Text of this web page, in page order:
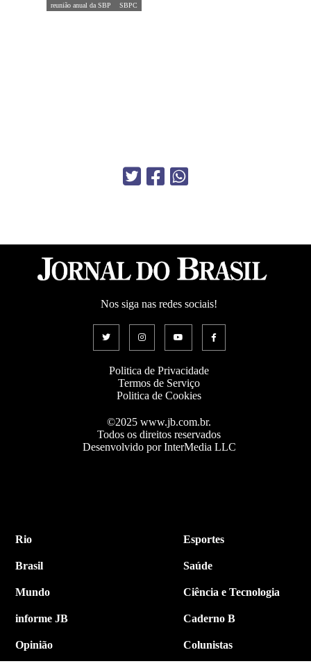
reunião anual da SBP SBPC
Nos siga nas redes sociais!
Politica de Privacidade
Termos de Serviço
Politica de Cookies
©2025 www.jb.com.br.
Todos os direitos reservados
Desenvolvido por InterMedia LLC
Rio
Brasil
Mundo
informe JB
Opinião
Esportes
Saúde
Ciência e Tecnologia
Caderno B
Colunistas